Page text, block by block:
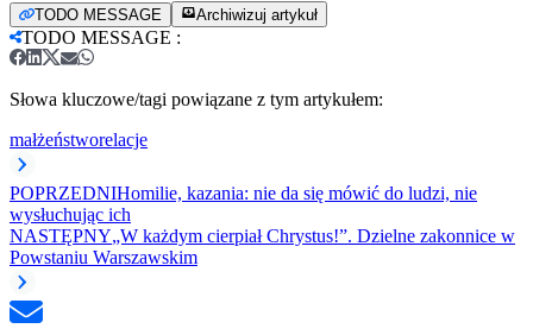
TODO MESSAGE Archiwizuj artykuł
TODO MESSAGE :
Słowa kluczowe/tagi powiązane z tym artykułem:
małżeństworelacje
POPRZEDNIHomilie, kazania: nie da się mówić do ludzi, nie
wysłuchując ich
NASTĘPNY„W każdym cierpiał Chrystus!”. Dzielne zakonnice w
Powstaniu Warszawskim